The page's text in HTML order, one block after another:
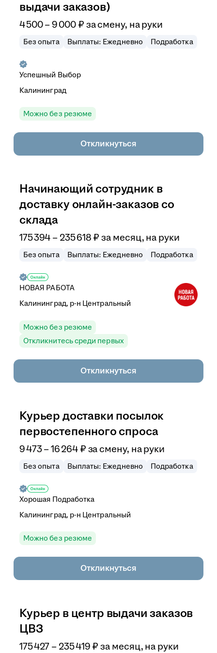
выдачи заказов)
4 500–9 000 ₽ за смену, на руки
Без опыта Выплаты: Ежедневно Подработка
Успешный Выбор
Калининград
Можно без резюме
Откликнуться
Начинающий сотрудник в
доставку онлайн-заказов со
склада
175 394 – 235 618 ₽ за месяц, на руки
Без опыта Выплаты: Ежедневно Подработка
НОВАЯ РАБОТА
Калининград, р-н Центральный
Можно без резюме
Откликнитесь среди первых
Откликнуться
Курьер доставки посылок
первостепенного спроса
9 473–16 264 ₽ за смену, на руки
Без опыта Выплаты: Ежедневно Подработка
Хорошая Подработка
Калининград, р-н Центральный
Можно без резюме
Откликнуться
Курьер в центр выдачи заказов
ЦВЗ
175 427 – 235 419 ₽ за месяц, на руки